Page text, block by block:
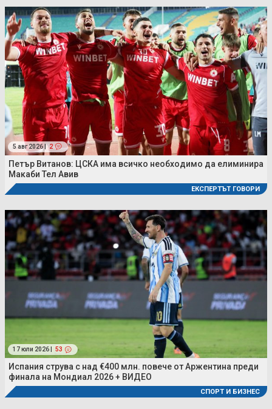
5 авг 2026 | 2
Петър Витанов: ЦСКА има всичко необходимо да елиминира
Макаби Тел Авив
ЕКСПЕРТЪТ ГОВОРИ
17 юли 2026 | 53
Испания струва с над €400 млн. повече от Аржентина преди
финала на Мондиал 2026 + ВИДЕО
СПОРТ И БИЗНЕС